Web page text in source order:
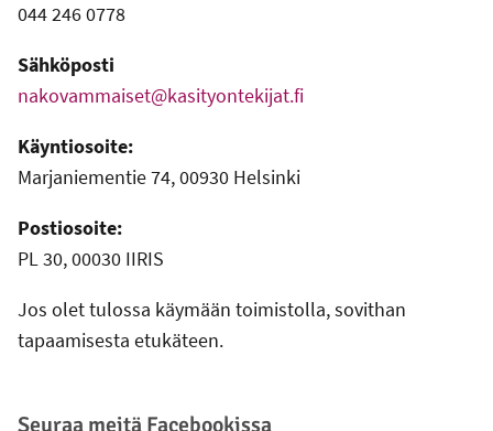
044 246 0778
Sähköposti
nakovammaiset@kasityontekijat.fi
Käyntiosoite:
Marjaniementie 74, 00930 Helsinki
Postiosoite:
PL 30, 00030 IIRIS
Jos olet tulossa käymään toimistolla, sovithan
tapaamisesta etukäteen.
Seuraa meitä Facebookissa